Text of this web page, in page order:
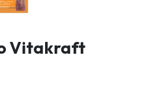
Vitakraft